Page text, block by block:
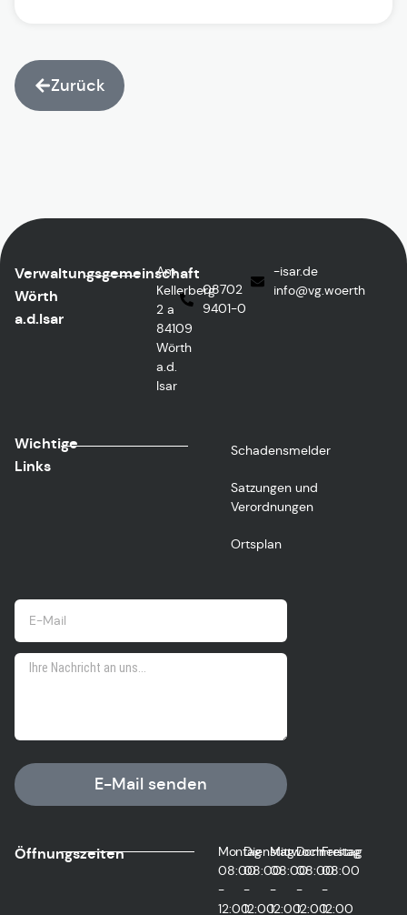
Zurück
Verwaltungsgemeinschaft
Wörth
a.d.Isar
Am
Kellerberg
2 a
84109
Wörth
a.d.
Isar
08702
9401-0
ed.rasi-
htreow.gv
@ofni
Wichtige
Links
Schadensmelder
Satzungen und
Verordnungen
Ortsplan
E-Mail senden
Öffnungszeiten
Montag
08:00
-
12:00
Dienstag
08:00
-
12:00
Mittwoch
08:00
-
12:00
Donnerstag
08:00
-
12:00
Freitag
08:00
-
12:00